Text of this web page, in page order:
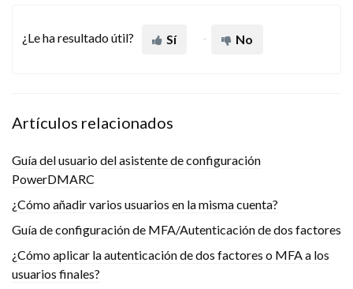
¿Le ha resultado útil? Sí No
Artículos relacionados
Guía del usuario del asistente de configuración
PowerDMARC
¿Cómo añadir varios usuarios en la misma cuenta?
Guía de configuración de MFA/Autenticación de dos factores
¿Cómo aplicar la autenticación de dos factores o MFA a los
usuarios finales?